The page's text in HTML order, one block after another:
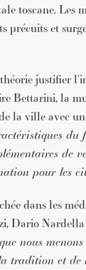
toscane. Les
précuits et
justifier
Bettarini, la
la ville avec
pour les
dans les
Dario
nous
tradition et de